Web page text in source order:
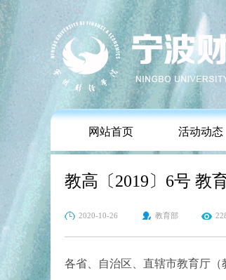
网站首页 活动动态
教高〔2019〕6号 教
2020-10-26 教育部
各省、自治区、直辖市教育厅